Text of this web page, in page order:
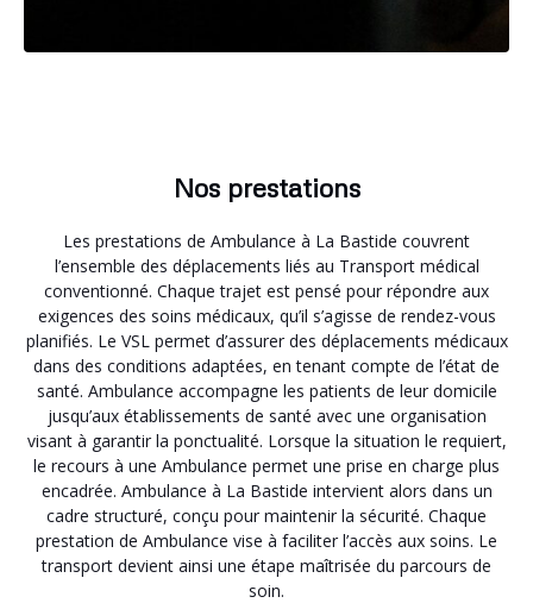
Nos prestations
Les prestations de Ambulance à La Bastide couvrent
l’ensemble des déplacements liés au Transport médical
conventionné. Chaque trajet est pensé pour répondre aux
exigences des soins médicaux, qu’il s’agisse de rendez-vous
planifiés. Le VSL permet d’assurer des déplacements médicaux
dans des conditions adaptées, en tenant compte de l’état de
santé. Ambulance accompagne les patients de leur domicile
jusqu’aux établissements de santé avec une organisation
visant à garantir la ponctualité. Lorsque la situation le requiert,
le recours à une Ambulance permet une prise en charge plus
encadrée. Ambulance à La Bastide intervient alors dans un
cadre structuré, conçu pour maintenir la sécurité. Chaque
prestation de Ambulance vise à faciliter l’accès aux soins. Le
transport devient ainsi une étape maîtrisée du parcours de
soin.